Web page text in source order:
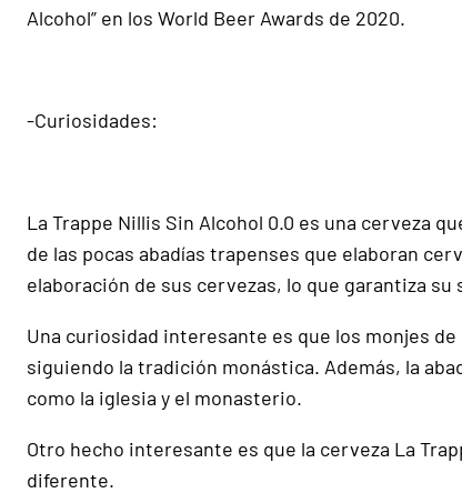
Alcohol” en los World Beer Awards de 2020.
-Curiosidades:
La Trappe Nillis Sin Alcohol 0.0 es una cerveza
de las pocas abadías trapenses que elaboran
elaboración de sus cervezas, lo que garantiza su
Una curiosidad interesante es que los monjes
siguiendo la tradición monástica. Además, la
como la iglesia y el monasterio.
Otro hecho interesante es que la cerveza La
diferente.